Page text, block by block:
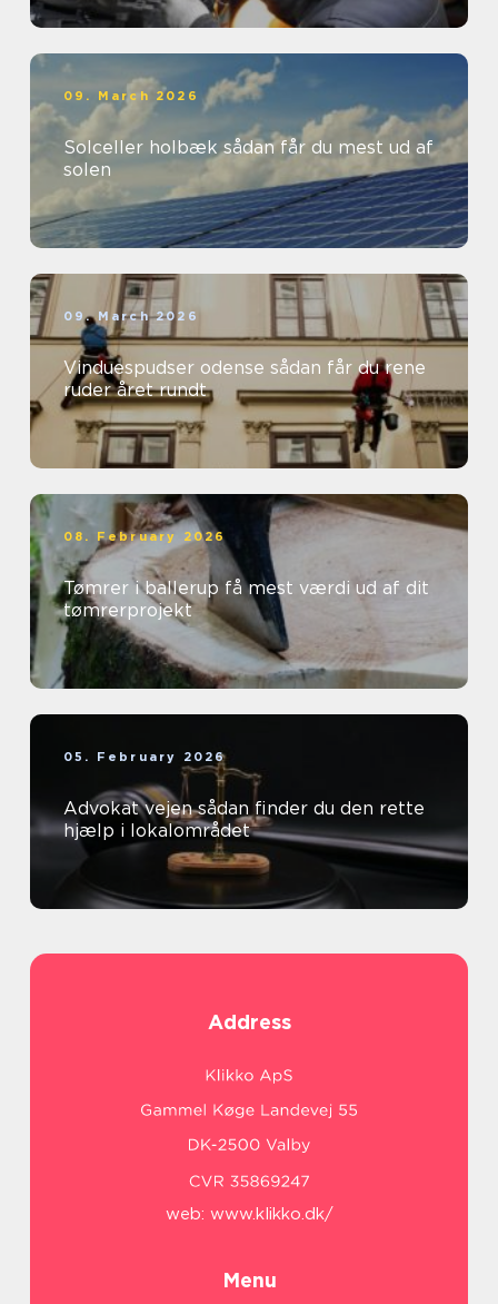
09. March 2026
Solceller holbæk sådan får du mest ud af
solen
09. March 2026
Vinduespudser odense sådan får du rene
ruder året rundt
08. February 2026
Tømrer i ballerup få mest værdi ud af dit
tømrerprojekt
05. February 2026
Advokat vejen sådan finder du den rette
hjælp i lokalområdet
Address
web: www.klikko.dk/
Menu